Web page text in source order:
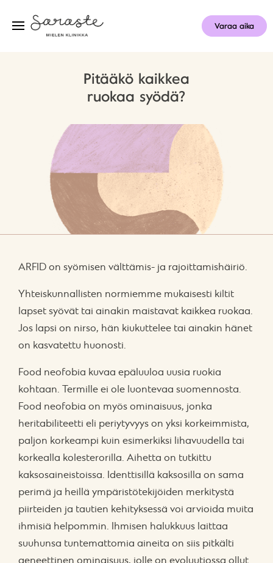
Varaa aika
Pitääkö kaikkea
ruokaa syödä?
ARFID on syömisen välttämis- ja rajoittamishäiriö.
Yhteiskunnallisten normiemme mukaisesti kiltit
lapset syövät tai ainakin maistavat kaikkea ruokaa.
Jos lapsi on nirso, hän kiukuttelee tai ainakin hänet
on kasvatettu huonosti.
Food neofobia kuvaa epäluuloa uusia ruokia
kohtaan. Termille ei ole luontevaa suomennosta.
Food neofobia on myös ominaisuus, jonka
heritabiliteetti eli periytyvyys on yksi korkeimmista,
paljon korkeampi kuin esimerkiksi lihavuudella tai
korkealla kolesterorilla. Aihetta on tutkittu
kaksosaineistoissa. Identtisillä kaksosilla on sama
perimä ja heillä ympäristötekijöiden merkitystä
piirteiden ja tautien kehityksessä voi arvioida muita
ihmisiä helpommin. Ihmisen halukkuus laittaa
suuhunsa tuntemattomia aineita on siis pitkälti